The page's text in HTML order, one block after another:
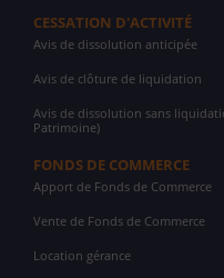
CESSATION D'ACTIVITÉ
Avis de dissolution anticipée
Avis de clôture de liquidation
Avis de dissolution sans
Patrimoine)
FONDS DE COMMERCE
Apport de Fonds de Commerce
Vente de Fonds de Commerce
Location gérance